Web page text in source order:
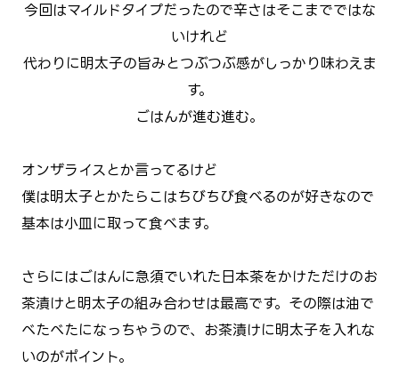
今回はマイルドタイプだったので辛さはそこまでではな
いけれど
代わりに明太子の旨みとつぶつぶ感がしっかり味わえま
す。
ごはんが進む進む。
オンザライスとか言ってるけど
僕は明太子とかたらこはちびちび食べるのが好きなので
基本は小皿に取って食べます。
さらにはごはんに急須でいれた日本茶をかけただけのお
茶漬けと明太子の組み合わせは最高です。その際は油で
べたべたになっちゃうので、お茶漬けに明太子を入れな
いのがポイント。